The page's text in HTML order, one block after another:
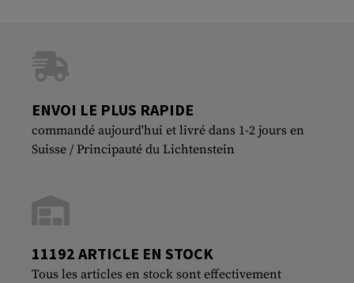
ENVOI LE PLUS RAPIDE
commandé aujourd'hui et livré dans 1-2 jours en
Suisse / Principauté du Lichtenstein
11192 ARTICLE EN STOCK
Tous les articles en stock sont effectivement